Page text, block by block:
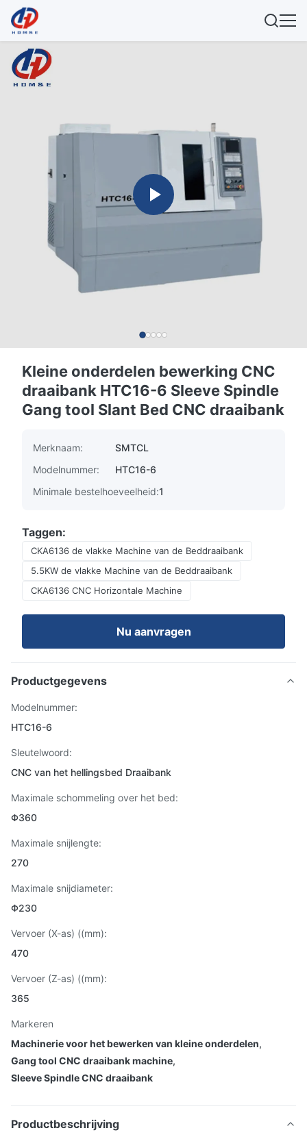
Kleine onderdelen bewerking CNC
draaibank HTC16-6 Sleeve Spindle
Gang tool Slant Bed CNC draaibank
Merknaam:
SMTCL
Modelnummer:
HTC16-6
Minimale bestelhoeveelheid:1
Taggen:
CKA6136 de vlakke Machine van de Beddraaibank
5.5KW de vlakke Machine van de Beddraaibank
CKA6136 CNC Horizontale Machine
Nu aanvragen
Productgegevens
Modelnummer:
HTC16-6
Sleutelwoord:
CNC van het hellingsbed Draaibank
Maximale schommeling over het bed:
Φ360
Maximale snijlengte:
270
Maximale snijdiameter:
Φ230
Vervoer (X-as) ((mm):
470
Vervoer (Z-as) ((mm):
365
Markeren
Machinerie voor het bewerken van kleine onderdelen,
Gang tool CNC draaibank machine,
Sleeve Spindle CNC draaibank
Productbeschrijving